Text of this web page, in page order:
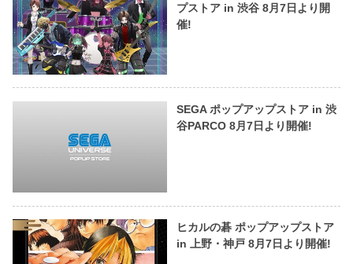
プストア in 渋谷 8月7日より開
催!
SEGA ポップアップストア in 渋
谷PARCO 8月7日より開催!
ヒカルの碁 ポップアップストア
in 上野・神戸 8月7日より開催!